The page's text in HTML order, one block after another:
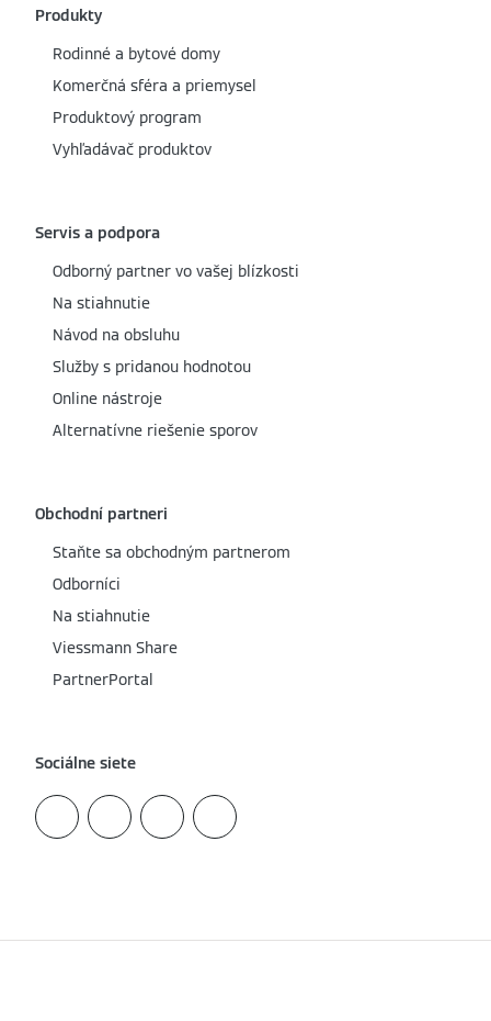
Produkty
Rodinné a bytové domy
Komerčná sféra a priemysel
Produktový program
Vyhľadávač produktov
Servis a podpora
Odborný partner vo vašej blízkosti
Na stiahnutie
Návod na obsluhu
Služby s pridanou hodnotou
Online nástroje
Alternatívne riešenie sporov
Obchodní partneri
Staňte sa obchodným partnerom
Odborníci
Na stiahnutie
Viessmann Share
PartnerPortal
Sociálne siete